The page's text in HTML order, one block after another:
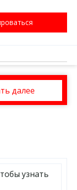
далее
узнать